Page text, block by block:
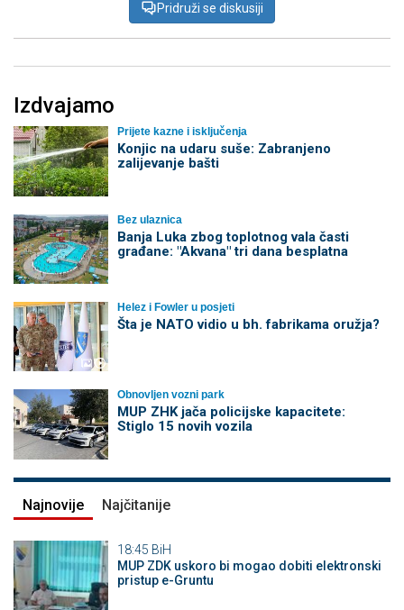
Pridruži se diskusiji
Izdvajamo
Prijete kazne i isključenja
Konjic na udaru suše: Zabranjeno
zalijevanje bašti
Bez ulaznica
Banja Luka zbog toplotnog vala časti
građane: "Akvana" tri dana besplatna
Helez i Fowler u posjeti
Šta je NATO vidio u bh. fabrikama oružja?
Obnovljen vozni park
MUP ZHK jača policijske kapacitete:
Stiglo 15 novih vozila
Najnovije Najčitanije
18:45 BiH
MUP ZDK uskoro bi mogao dobiti elektronski
pristup e-Gruntu